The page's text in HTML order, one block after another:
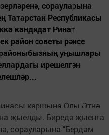
сорауларына
Татарстан Республикасы
кандидат Ринат
район советы рәисе
уңышлары
ирешелгән
каршына Олы Әтнә
җыелды. Биредә җыенга
сорауларына "Бердәм